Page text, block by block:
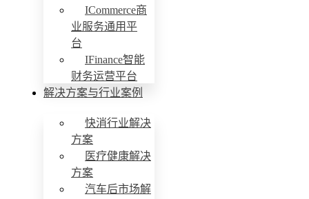
ICommerce商
业服务通用平
台
IFinance智能
财务运营平台
解决方案与行业案例
快消行业解决
方案
医疗健康解决
方案
汽车后市场解